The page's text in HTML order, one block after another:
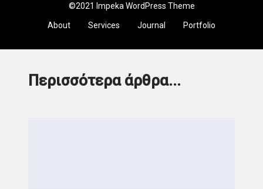
©2021 Impeka WordPress Theme
About Services Journal Portfolio
Περισσότερα άρθρα...